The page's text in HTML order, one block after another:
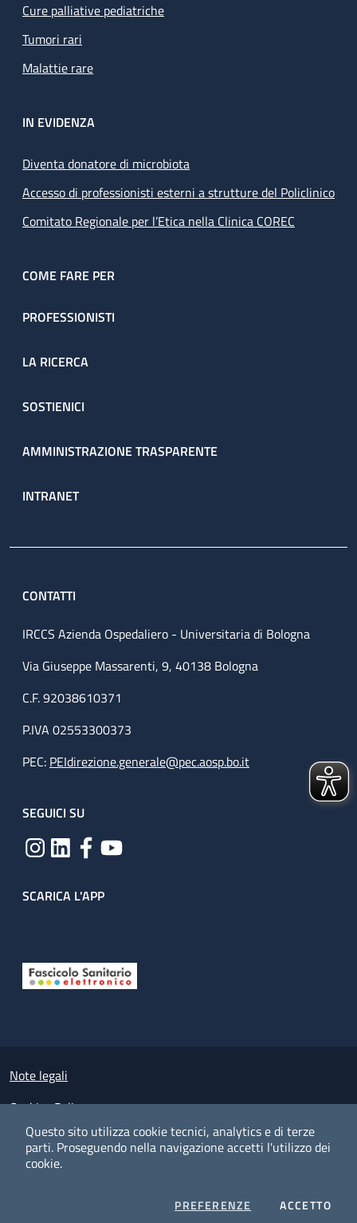
Questo sito utilizza cookie tecnici, analytics e di terze
parti. Proseguendo nella navigazione accetti l'utilizzo dei
cookie.
PREFERENZE COOKIESACCETTOI
Cure palliative pediatriche
Tumori rari
Malattie rare
IN EVIDENZA
Diventa donatore di microbiota
Accesso di professionisti esterni a strutture del Policlinico
Comitato Regionale per l’Etica nella Clinica COREC
COME FARE PER
PROFESSIONISTI
LA RICERCA
SOSTIENICI
AMMINISTRAZIONE TRASPARENTE
INTRANET
CONTATTI
IRCCS Azienda Ospedaliero - Universitaria di Bologna
Via Giuseppe Massarenti, 9, 40138 Bologna
C.F. 92038610371
P.IVA 02553300373
PEC: PEIdirezione.generale@pec.aosp.bo.it
SEGUICI SU
SCARICA L'APP
Small prints
Note legali
Cookies Policy
Policy privacy e protezione del dato personale
Albo pretorio on-line